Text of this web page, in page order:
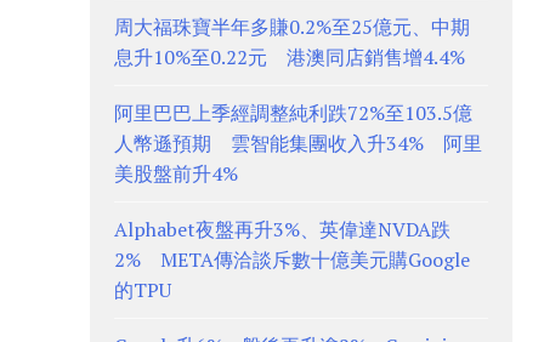
周大福珠寶半年多賺0.2%至25億元、中期
息升10%至0.22元 港澳同店銷售增4.4%
阿里巴巴上季經調整純利跌72%至103.5億
人幣遜預期 雲智能集團收入升34% 阿里
美股盤前升4%
Alphabet夜盤再升3%、英偉達NVDA跌
2% META傳洽談斥數十億美元購Google
的TPU